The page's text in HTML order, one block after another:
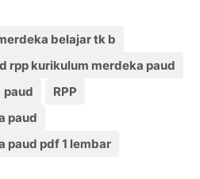
belajar tk b
rpp kurikulum merdeka paud
paud
RPP
paud
paud pdf 1 lembar